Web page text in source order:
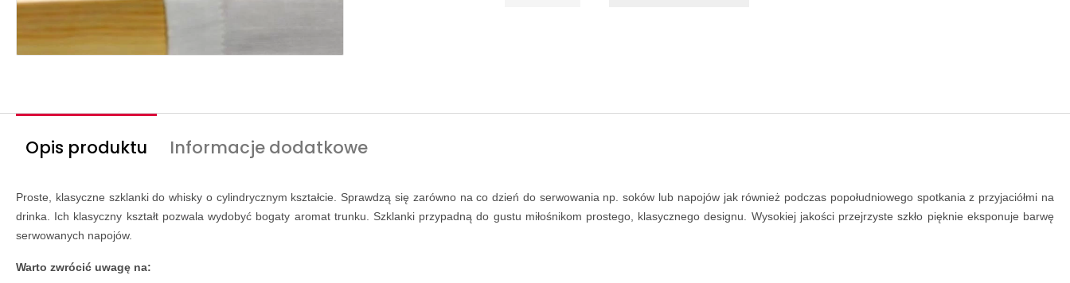
Opis produktu Informacje dodatkowe
Proste, klasyczne szklanki do whisky o cylindrycznym kształcie. Sprawdzą się zarówno na co dzień do serwowania np. soków lub napojów jak również podczas popołudniowego spotkania z przyjaciółmi na
drinka. Ich klasyczny kształt pozwala wydobyć bogaty aromat trunku. Szklanki przypadną do gustu miłośnikom prostego, klasycznego designu. Wysokiej jakości przejrzyste szkło pięknie eksponuje barwę
serwowanych napojów.
Warto zwrócić uwagę na: